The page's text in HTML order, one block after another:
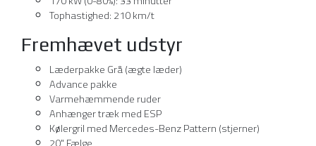
Tophastighed: 210 km/t
Fremhævet udstyr
Læderpakke Grå (ægte læder)
Advance pakke
Varmehæmmende ruder
Anhænger træk med ESP
Kølergril med Mercedes-Benz Pattern (stjerner)